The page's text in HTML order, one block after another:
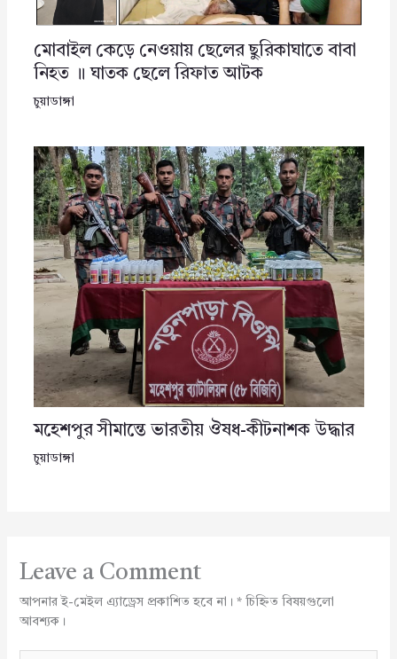
মোবাইল কেড়ে নেওয়ায় ছেলের ছুরিকাঘাতে বাবা
নিহত ॥ ঘাতক ছেলে রিফাত আটক
চুয়াডাঙ্গা
মহেশপুর সীমান্তে ভারতীয় ঔষধ-কীটনাশক উদ্ধার
চুয়াডাঙ্গা
Leave a Comment
আপনার ই-মেইল এ্যাড্রেস প্রকাশিত হবে না। *চিহ্নিত বিষয়গুলো
আবশ্যক।